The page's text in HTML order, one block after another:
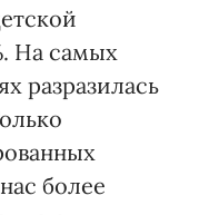
На самых
разразилась
более